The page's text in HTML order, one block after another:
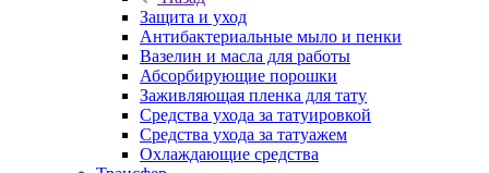
Защита и уход
Антибактериальные мыло и пенки
Вазелин и масла для работы
Абсорбирующие порошки
Заживляющая пленка для тату
Средства ухода за татуировкой
Средства ухода за татуажем
Охлаждающие средства